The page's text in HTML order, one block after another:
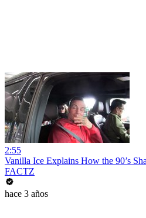
2:55
Vanilla Ice Explains How the 90’s
FACTZ
hace 3 años